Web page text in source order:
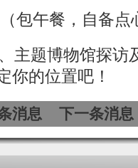
包午餐，自备点
主题博物馆探访
你的位置吧！
消息 下一条消息